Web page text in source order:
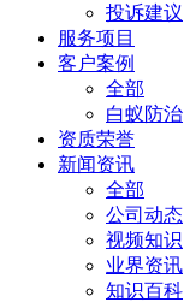
投诉建议
服务项目
客户案例
全部
白蚁防治
资质荣誉
新闻资讯
全部
公司动态
视频知识
业界资讯
知识百科